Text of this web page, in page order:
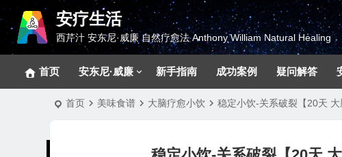
安疗生活
西芹汁 安东尼·威廉 自然疗愈法 Anthony William Natural Healing
首页 安东尼·威廉 新手指南 成功案例 疑问解答
首页 美味食谱 大脑疗愈小饮 稳定小饮-关系破裂【20天 大